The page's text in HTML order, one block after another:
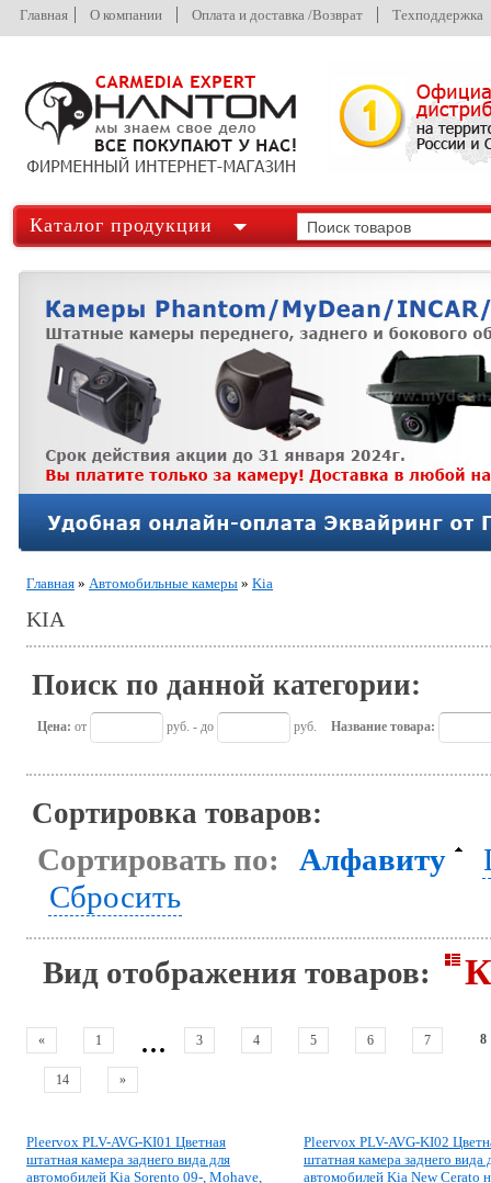
Главная О компании Оплата и доставка /Возврат Техподдержка
Каталог продукции
Главная » Автомобильные камеры » Kia
KIA
Поиск по данной категории:
Цена: от руб. - до руб. Название товара:
Сортировка товаров:
Сортировать по: Алфавиту
Сбросить
Вид отображения товаров:
« 1 ... 3 4 5 6 7 8
14 »
Pleervox PLV-AVG-KI01 Цветная
штатная камера заднего вида для
автомобилей Kia Sorento 09-, Mоhave,
Pleervox PLV-AVG-KI02
штатная камера заднего вида
автомобилей Kia New Cerato